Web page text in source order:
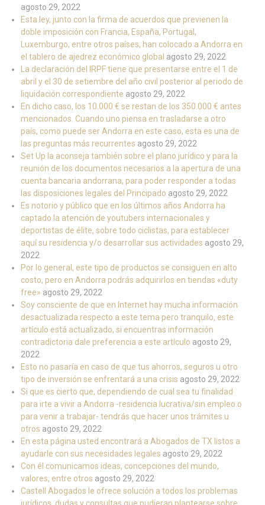
agosto 29, 2022
Esta ley, junto con la firma de acuerdos que previenen la
doble imposición con Francia, España, Portugal,
Luxemburgo, entre otros países, han colocado a Andorra en
el tablero de ajedrez económico global agosto 29, 2022
La declaración del IRPF tiene que presentarse entre el 1 de
abril y el 30 de setiembre del año civil posterior al periodo de
liquidación correspondiente agosto 29, 2022
En dicho caso, los 10.000 € se restan de los 350.000 € antes
mencionados. Cuando uno piensa en trasladarse a otro
país, como puede ser Andorra en este caso, esta es una de
las preguntas más recurrentes agosto 29, 2022
Set Up la aconseja también sobre el plano jurídico y para la
reunión de los documentos necesarios a la apertura de una
cuenta bancaria andorrana, para poder responder a todas
las disposiciones legales del Principado agosto 29, 2022
Es notorio y público que en los últimos años Andorra ha
captado la atención de youtubers internacionales y
deportistas de élite, sobre todo ciclistas, para establecer
aquí su residencia y/o desarrollar sus actividades agosto 29,
2022
Por lo general, este tipo de productos se consiguen en alto
costo, pero en Andorra podrás adquirirlos en tiendas «duty
free» agosto 29, 2022
Soy consciente de que en Internet hay mucha información
desactualizada respecto a este tema pero tranquilo, este
artículo está actualizado, si encuentras información
contradictoria dale preferencia a este artículo agosto 29,
2022
Esto no pasaría en caso de que tus ahorros, seguros u otro
tipo de inversión se enfrentará a una crisis agosto 29, 2022
Si que es cierto que, dependiendo de cual sea tu finalidad
para irte a vivir a Andorra -residencia lucrativa/sin empleo o
para venir a trabajar- tendrás que hacer unos trámites u
otros agosto 29, 2022
En esta página usted encontrará a Abogados de TX listos a
ayudarle con sus necesidades legales agosto 29, 2022
Con él comunicamos ideas, concepciones del mundo,
valores, entre otros agosto 29, 2022
Castell Abogados le ofrece solución a todos los problemas
jurídicos, dudas y consultas que pudieran plantearse sobre